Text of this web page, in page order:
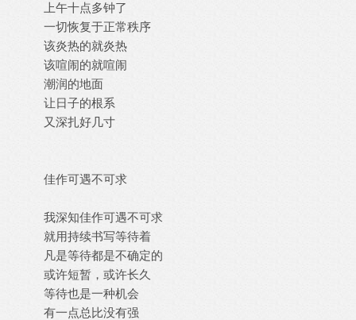
上午十点多钟了
一切恢复于正常秩序
该炎热的就炎热
该喧闹的就喧闹
潮润的地面
让日子的根系
又深扎好几寸
佳作可遇不可求
我深知佳作可遇不可求
就用持续书写等待着
凡是等待都是不确定的
或许短暂，或许长久
等待也是一种机会
有一点总比没有强